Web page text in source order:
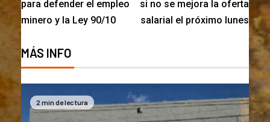
para defender el empleo
minero y la Ley 90/10
si no se mejora la oferta
salarial el próximo lunes
MÁS INFO
2 min de lectura